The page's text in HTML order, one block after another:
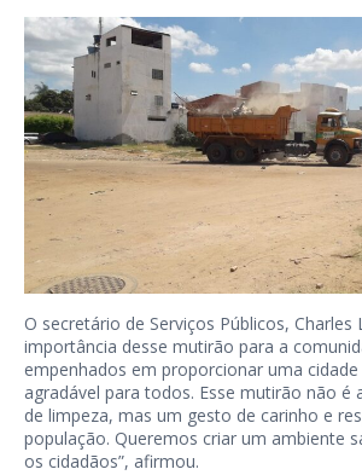
O secretário de Serviços Públicos, Charles
importância desse mutirão para a
empenhados em proporcionar uma
agradável para todos. Esse mutirão não é
de limpeza, mas um gesto de carinho e
população. Queremos criar um ambiente
os cidadãos”, afirmou.